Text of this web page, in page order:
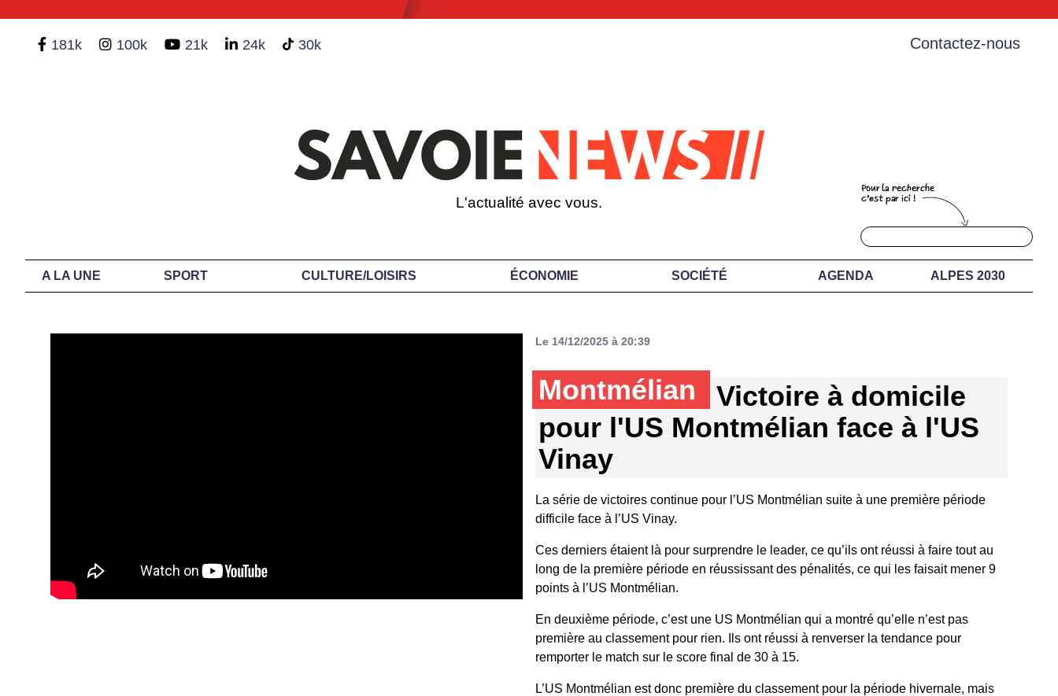
181k 100k 21k 24k 30k Contactez-nous
L'actualité avec vous.
A LA UNE SPORT CULTURE/LOISIRS ÉCONOMIE SOCIÉTÉ AGENDA ALPES 2030
Le 14/12/2025 à 20:39
Montmélian
Victoire à domicile
pour l'US Montmélian face à l'US
Vinay
La série de victoires continue pour l’US Montmélian suite à une première période
difficile face à l’US Vinay.
Ces derniers étaient là pour surprendre le leader, ce qu’ils ont réussi à faire tout au
long de la première période en réussissant des pénalités, ce qui les faisait mener 9
points à l’US Montmélian.
En deuxième période, c’est une US Montmélian qui a montré qu’elle n’est pas
première au classement pour rien. Ils ont réussi à renverser la tendance pour
remporter le match sur le score final de 30 à 15.
L’US Montmélian est donc première du classement pour la période hivernale, mais